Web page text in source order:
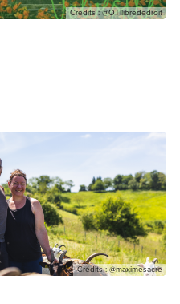
Crédits : @OTIlibrededroit
Crédits : @maximesacre